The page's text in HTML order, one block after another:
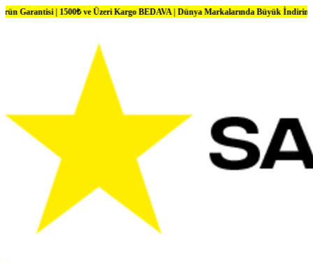
| 1500₺ ve Üzeri Kargo BEDAVA | Dünya Markalarında Büyük İndirimler